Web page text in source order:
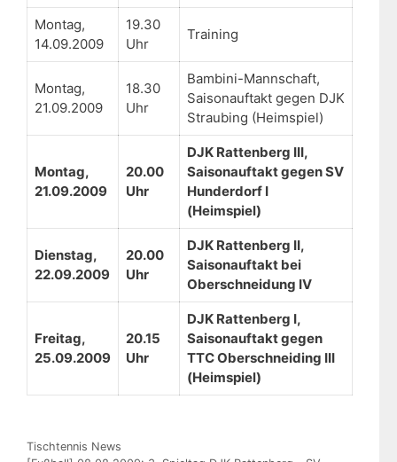
Montag,
14.09.2009
19.30
Uhr
Training
Montag,
21.09.2009
18.30
Uhr
Bambini-Mannschaft,
Saisonauftakt gegen DJK
Straubing (Heimspiel)
Montag,
21.09.2009
20.00
Uhr
DJK Rattenberg III,
Saisonauftakt gegen SV
Hunderdorf I
(Heimspiel)
Dienstag,
22.09.2009
20.00
Uhr
DJK Rattenberg II,
Saisonauftakt bei
Oberschneidung IV
Freitag,
25.09.2009
20.15
Uhr
DJK Rattenberg I,
Saisonauftakt gegen
TTC Oberschneiding III
(Heimspiel)
Kategorien
Tischtennis News